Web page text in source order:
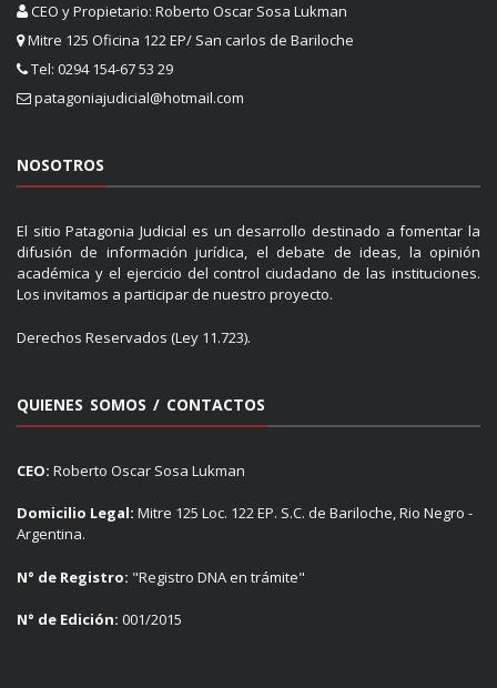
CEO y Propietario: Roberto Oscar Sosa Lukman
Mitre 125 Oficina 122 EP/ San carlos de Bariloche
Tel: 0294 154-67 53 29
patagoniajudicial@hotmail.com
NOSOTROS
El sitio Patagonia Judicial es un desarrollo destinado a fomentar la
difusión de información jurídica, el debate de ideas, la opinión
académica y el ejercicio del control ciudadano de las instituciones.
Los invitamos a participar de nuestro proyecto.
Derechos Reservados (Ley 11.723).
QUIENES SOMOS / CONTACTOS
CEO: Roberto Oscar Sosa Lukman
Domicilio Legal: Mitre 125 Loc. 122 EP. S.C. de Bariloche, Rio Negro -
Argentina.
N° de Registro: "Registro DNA en trámite"
N° de Edición: 001/2015